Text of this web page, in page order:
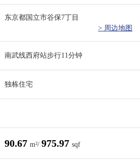
东京都国立市谷保7丁目
> 周边地图
南武线西府站步行11分钟
独栋住宅
90.67 m²/ 975.97 sqf